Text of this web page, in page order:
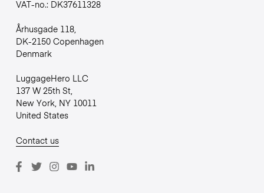
VAT-no.: DK37611328
Århusgade 118,
DK-2150 Copenhagen
Denmark
LuggageHero LLC
137 W 25th St,
New York, NY 10011
United States
Contact us